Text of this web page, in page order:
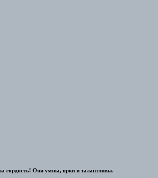
гордость! Они умны, ярки и талантливы.